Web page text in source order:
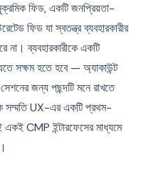
ফিড, একটি জনপ্রিয়তা-
ফিড যা স্বতন্ত্র ব্যবহারকারীর
ব্যবহারকারীকে একটি
সক্ষম হতে হবে — অ্যাকাউন্ট
জন্য পছন্দটি মনে রাখতে
সম্মতি UX-এর একটি প্রথম-
একই CMP ইন্টারফেসের মাধ্যমে